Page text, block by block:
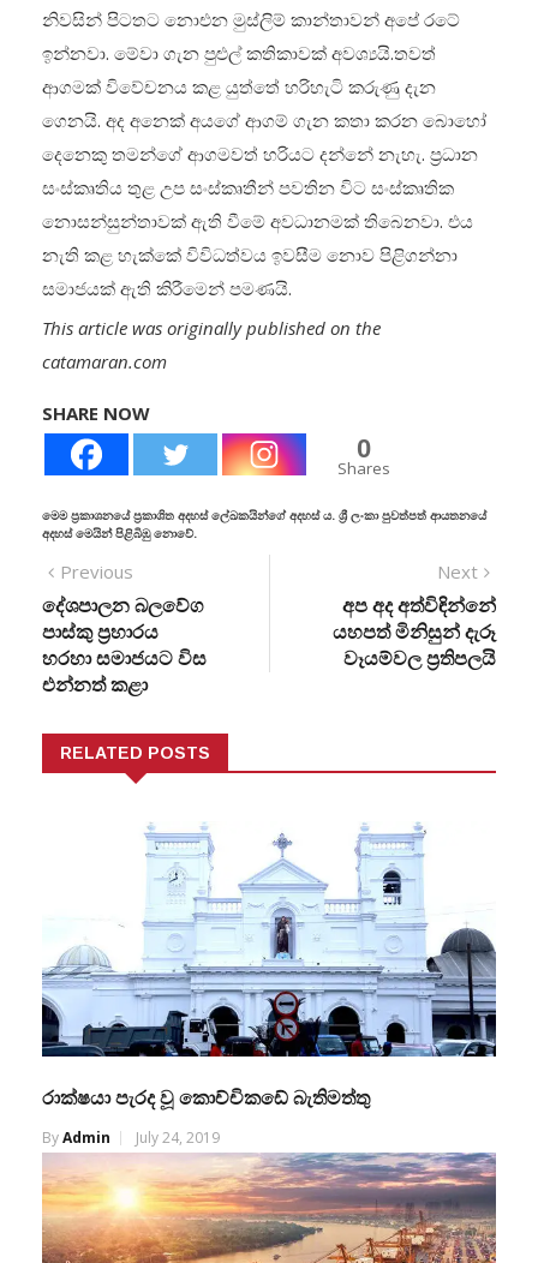
නිවසින් පිටතට නොඑන මුස්ලිම් කාන්තාවන් අපේ රටේ
ඉන්නවා. මේවා ගැන පුළුල් කතිකාවක් අවශ්‍යයි.තවත්
ආගමක් විවේචනය කළ යුත්තේ හරිහැටි කරුණු දැන
ගෙනයි. අද අනෙක් අයගේ ආගම් ගැන කතා කරන බොහෝ
දෙනෙකු තමන්ගේ ආගමවත් හරියට දන්නේ නැහැ. ප්‍රධාන
සංස්කෘතිය තුළ උප සංස්කෘතීන් පවතින විට සංස්කෘතික
නොසන්සුන්තාවක් ඇති වීමේ අවධානමක් තිබෙනවා. එය
නැති කළ හැක්කේ විවිධත්වය ඉවසීම නොව පිළිගන්නා
සමාජයක් ඇති කිරීමෙන් පමණයි.
This article was originally published on the
catamaran.com
SHARE NOW
0
Shares
මෙම ප්‍රකාශනයේ ප්‍රකාශිත අදහස් ලේඛකයින්ගේ අදහස් ය. ශ්‍රී ලංකා පුවත්පත් ආයතනයේ
අදහස් මෙයින් පිළිබිඹු නොවේ.
Previous
දේශපාලන බලවේග
පාස්කු ප්‍රහාරය
හරහා සමාජයට විස
එන්නත් කළා
Next
අප අද අත්විඳින්නේ
යහපත් මිනිසුන් දැරූ
වෑයම්වල ප්‍රතිපලයි
RELATED POSTS
රාක්ෂයා පැරද වූ කොච්චිකඩේ බැතිමත්තු
ByAdmin July 24, 2019